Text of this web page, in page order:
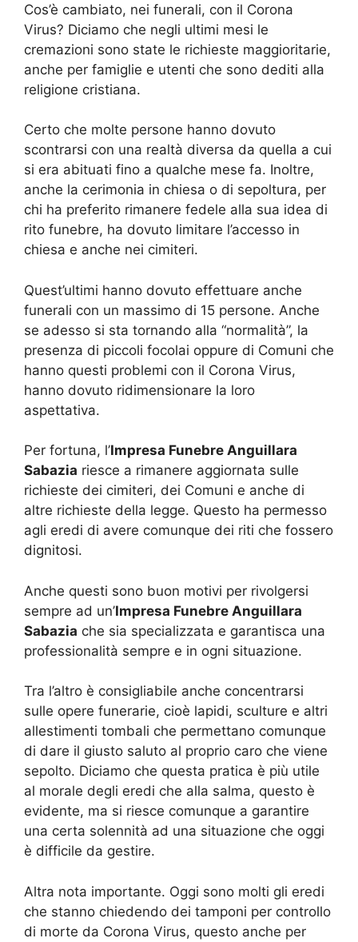
Cos’è cambiato, nei funerali, con il Corona
Virus? Diciamo che negli ultimi mesi le
cremazioni sono state le richieste maggioritarie,
anche per famiglie e utenti che sono dediti alla
religione cristiana.
Certo che molte persone hanno dovuto
scontrarsi con una realtà diversa da quella a cui
si era abituati fino a qualche mese fa. Inoltre,
anche la cerimonia in chiesa o di sepoltura, per
chi ha preferito rimanere fedele alla sua idea di
rito funebre, ha dovuto limitare l’accesso in
chiesa e anche nei cimiteri.
Quest’ultimi hanno dovuto effettuare anche
funerali con un massimo di 15 persone. Anche
se adesso si sta tornando alla “normalità”, la
presenza di piccoli focolai oppure di Comuni che
hanno questi problemi con il Corona Virus,
hanno dovuto ridimensionare la loro
aspettativa.
Per fortuna, l’Impresa Funebre Anguillara
Sabazia riesce a rimanere aggiornata sulle
richieste dei cimiteri, dei Comuni e anche di
altre richieste della legge. Questo ha permesso
agli eredi di avere comunque dei riti che fossero
dignitosi.
Anche questi sono buon motivi per rivolgersi
sempre ad un’Impresa Funebre Anguillara
Sabazia che sia specializzata e garantisca una
professionalità sempre e in ogni situazione.
Tra l’altro è consigliabile anche concentrarsi
sulle opere funerarie, cioè lapidi, sculture e altri
allestimenti tombali che permettano comunque
di dare il giusto saluto al proprio caro che viene
sepolto. Diciamo che questa pratica è più utile
al morale degli eredi che alla salma, questo è
evidente, ma si riesce comunque a garantire
una certa solennità ad una situazione che oggi
è difficile da gestire.
Altra nota importante. Oggi sono molti gli eredi
che stanno chiedendo dei tamponi per controllo
di morte da Corona Virus, questo anche per